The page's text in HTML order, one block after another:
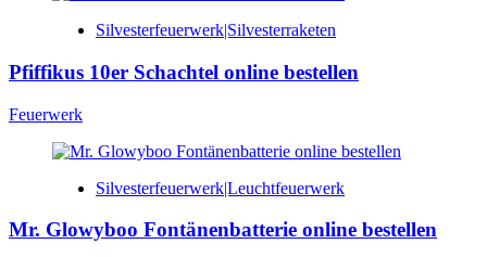
Silvesterfeuerwerk|Silvesterraketen
Pfiffikus 10er Schachtel online bestellen
Feuerwerk
Silvesterfeuerwerk|Leuchtfeuerwerk
Mr. Glowyboo Fontänenbatterie online bestellen